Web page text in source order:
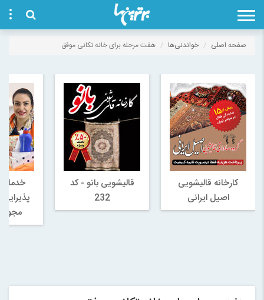
صفحه اصلی خواندنی‌ها هفت مرحله برای خانه تکانی موفق
کارخانه قالیشویی
اصیل ایرانی
قالیشویی بانو - کد
232
پذیرایی
مجوز 443342